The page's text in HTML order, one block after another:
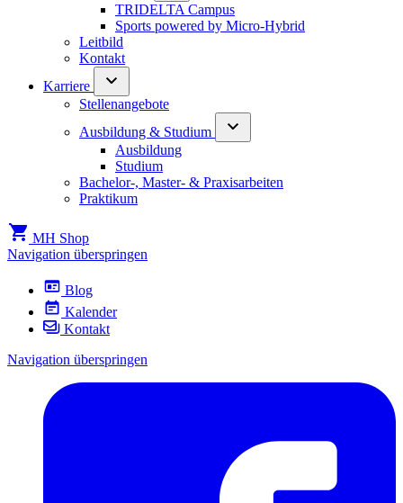
TRIDELTA Campus
Sports powered by Micro-Hybrid
Leitbild
Kontakt
Karriere
Stellenangebote
Ausbildung & Studium
Ausbildung
Studium
Bachelor-, Master- & Praxisarbeiten
Praktikum
MH Shop
Navigation überspringen
Blog
Kalender
Kontakt
Navigation überspringen